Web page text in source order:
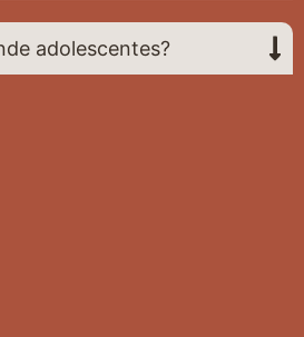
adolescentes?